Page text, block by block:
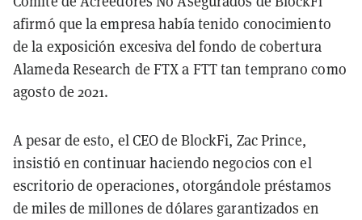
afirmó que la empresa había tenido conocimiento
de la exposición excesiva del fondo de cobertura
Alameda Research de FTX a FTT tan temprano como
agosto de 2021.
A pesar de esto, el CEO de BlockFi, Zac Prince,
insistió en continuar haciendo negocios con el
escritorio de operaciones, otorgándole préstamos
de miles de millones de dólares garantizados en